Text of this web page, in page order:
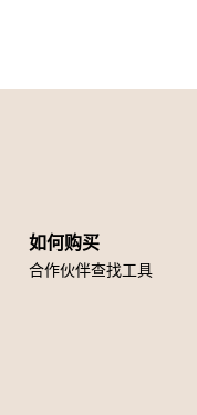
如何购买
合作伙伴查找工具